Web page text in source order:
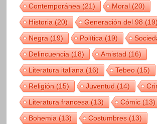
Contemporánea(21) Moral(20)
Historia(20) Generación del 98(19)
Negra(19) Política(19)
Delincuencia(18) Amistad(16)
Literatura italiana(16) Tebeo(15)
Religión(15) Juventud(14)
Literatura francesa(13) Cómic(13)
Bohemia(13) Costumbres(13)